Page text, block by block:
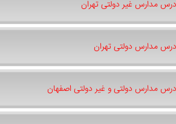
مدارس غیر دولتی تهران
مدارس دولتی تهران
مدارس دولتی و غیر دولتی اصفهان